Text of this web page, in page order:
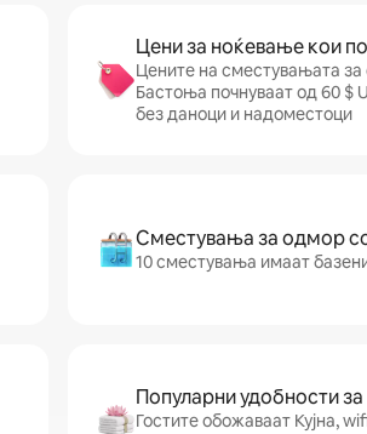
Цени за ноќевање кои
Цените на сместувањата
Бастоња почнуваат од 60 $
без даноци и надоместоци
Сместувања за одмор
10 сместувања имаат
Популарни удобности за
Гостите обожаваат Кујна,